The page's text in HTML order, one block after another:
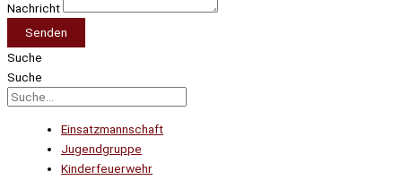
Nachricht
Senden
Suche
Suche
Einsatzmannschaft
Jugendgruppe
Kinderfeuerwehr